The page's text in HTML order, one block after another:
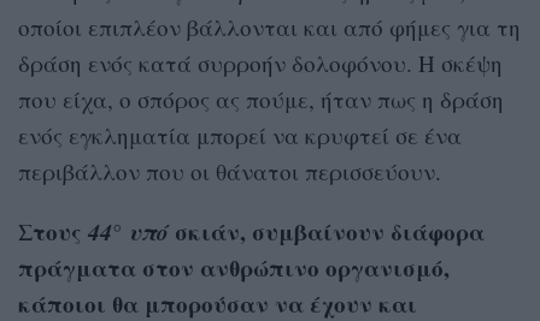
οποίοι επιπλέον βάλλονται και από φήμες για τη
δράση ενός κατά συρροήν δολοφόνου. Η σκέψη
που είχα, ο σπόρος ας πούμε, ήταν πως η δράση
ενός εγκληματία μπορεί να κρυφτεί σε ένα
περιβάλλον που οι θάνατοι περισσεύουν.
Στους 44° υπό σκιάν, συμβαίνουν διάφορα
πράγματα στον ανθρώπινο οργανισμό,
κάποιοι θα μπορούσαν να έχουν και